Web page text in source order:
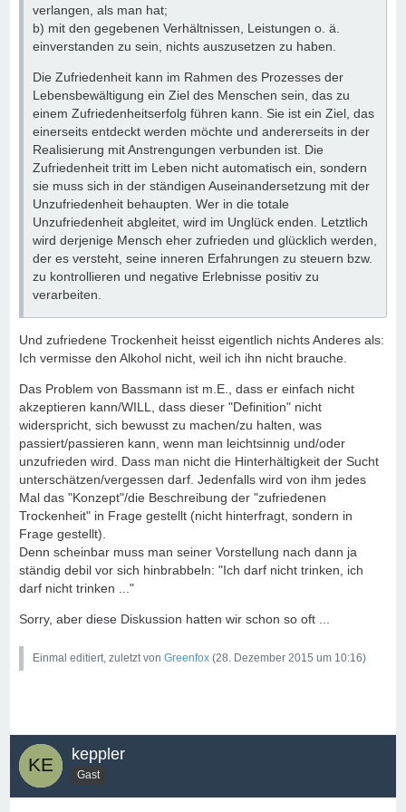
verlangen, als man hat;
b) mit den gegebenen Verhältnissen, Leistungen o. ä.
einverstanden zu sein, nichts auszusetzen zu haben.
Die Zufriedenheit kann im Rahmen des Prozesses der
Lebensbewältigung ein Ziel des Menschen sein, das zu
einem Zufriedenheitserfolg führen kann. Sie ist ein Ziel, das
einerseits entdeckt werden möchte und andererseits in der
Realisierung mit Anstrengungen verbunden ist. Die
Zufriedenheit tritt im Leben nicht automatisch ein, sondern
sie muss sich in der ständigen Auseinandersetzung mit der
Unzufriedenheit behaupten. Wer in die totale
Unzufriedenheit abgleitet, wird im Unglück enden. Letztlich
wird derjenige Mensch eher zufrieden und glücklich werden,
der es versteht, seine inneren Erfahrungen zu steuern bzw.
zu kontrollieren und negative Erlebnisse positiv zu
verarbeiten.
Und zufriedene Trockenheit heisst eigentlich nichts Anderes als:
Ich vermisse den Alkohol nicht, weil ich ihn nicht brauche.
Das Problem von Bassmann ist m.E., dass er einfach nicht
akzeptieren kann/WILL, dass dieser "Definition" nicht
widerspricht, sich bewusst zu machen/zu halten, was
passiert/passieren kann, wenn man leichtsinnig und/oder
unzufrieden wird. Dass man nicht die Hinterhältigkeit der Sucht
unterschätzen/vergessen darf. Jedenfalls wird von ihm jedes
Mal das "Konzept"/die Beschreibung der "zufriedenen
Trockenheit" in Frage gestellt (nicht hinterfragt, sondern in
Frage gestellt).
Denn scheinbar muss man seiner Vorstellung nach dann ja
ständig debil vor sich hinbrabbeln: "Ich darf nicht trinken, ich
darf nicht trinken ..."
Sorry, aber diese Diskussion hatten wir schon so oft ...
Einmal editiert, zuletzt von Greenfox (28. Dezember 2015 um 10:16)
keppler
Gast